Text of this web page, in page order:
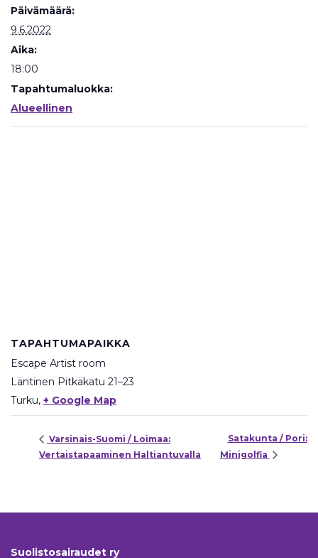
Päivämäärä:
9.6.2022
Aika:
18:00
Tapahtumaluokka:
Alueellinen
TAPAHTUMAPAIKKA
Escape Artist room
Läntinen Pitkäkatu 21–23
Turku, + Google Map
Varsinais-Suomi / Loimaa:
Vertaistapaaminen Haltiantuvalla
Satakunta / Pori:
Minigolfia
Suolistosairaudet ry